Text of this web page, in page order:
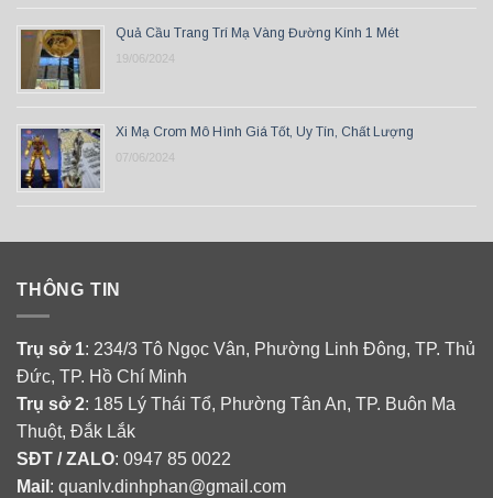
Quả Cầu Trang Trí Mạ Vàng Đường Kính 1 Mét
19/06/2024
Xi Mạ Crom Mô Hình Giá Tốt, Uy Tín, Chất Lượng
07/06/2024
THÔNG TIN
Trụ sở 1: 234/3 Tô Ngọc Vân, Phường Linh Đông, TP. Thủ
Đức, TP. Hồ Chí Minh
Trụ sở 2: 185 Lý Thái Tổ, Phường Tân An, TP. Buôn Ma
Thuột, Đắk Lắk
SĐT / ZALO: 0947 85 0022
Mail : quanlv.dinhphan@gmail.com